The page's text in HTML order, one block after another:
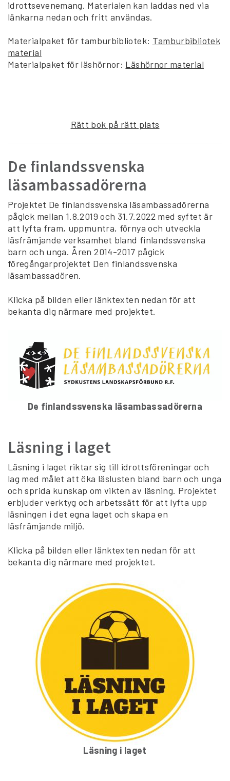
idrottsevenemang. Materialen kan laddas ned via
länkarna nedan och fritt användas.
Materialpaket för tamburbibliotek: Tamburbibliotek
material
Materialpaket för läshörnor: Läshörnor material
Rätt bok på rätt plats
De finlandssvenska
läsambassadörerna
Projektet De finlandssvenska läsambassadörerna
pågick mellan 1.8.2019 och 31.7.2022 med syftet är
att lyfta fram, uppmuntra, förnya och utveckla
läsfrämjande verksamhet bland finlandssvenska
barn och unga. Åren 2014-2017 pågick
föregångarprojektet Den finlandssvenska
läsambassadören.
Klicka på bilden eller länktexten nedan för att
bekanta dig närmare med projektet.
De finlandssvenska läsambassadörerna
Läsning i laget
Läsning i laget riktar sig till idrottsföreningar och
lag med målet att öka läslusten bland barn och unga
och sprida kunskap om vikten av läsning. Projektet
erbjuder verktyg och arbetssätt för att lyfta upp
läsningen i det egna laget och skapa en
läsfrämjande miljö.
Klicka på bilden eller länktexten nedan för att
bekanta dig närmare med projektet.
Läsning i laget